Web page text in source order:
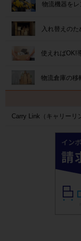
物流機器を
入れ替えの
使えればOK!
物流倉庫の移
Carry Link（キャリーリ